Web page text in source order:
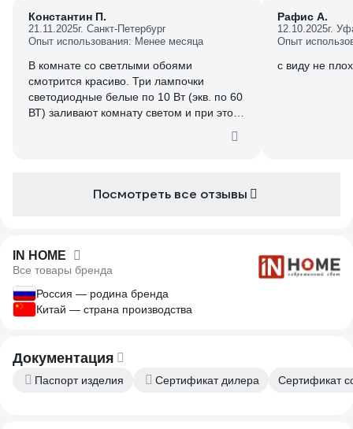
Константин П.
21.11.2025г. Санкт-Петербург
Опыт использования: Менее месяца
В комнате со светлыми обоями
смотрится красиво. Три лампочки
светодиодные белые по 10 Вт (экв. по 60
ВТ) заливают комнату светом и при этом
Рафис А.
12.10.2025г.
Опыт
с виду не
Посмотреть все отзывы
IN HOME
Все товары бренда
Россия — родина бренда
Китай — страна производства
Документация
Паспорт изделия Сертификат дилера Сертификат